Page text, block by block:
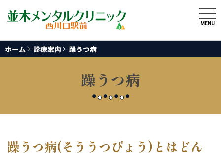
MENU
躁うつ病
ホーム 診療案内 躁うつ病
躁うつ病(そううつびょう)とはどん